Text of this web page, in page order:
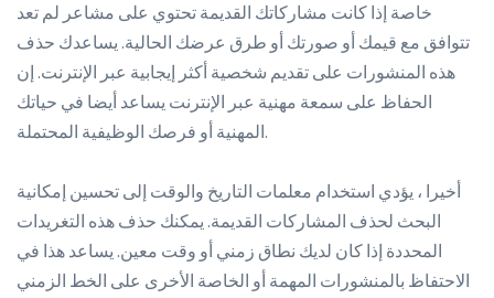
خاصة إذا كانت مشاركاتك القديمة تحتوي على مشاعر لم تعد
تتوافق مع قيمك أو صورتك أو طرق عرضك الحالية. يساعدك حذف
هذه المنشورات على تقديم شخصية أكثر إيجابية عبر الإنترنت. إن
الحفاظ على سمعة مهنية عبر الإنترنت يساعد أيضا في حياتك
المهنية أو فرصك الوظيفية المحتملة.
أخيرا ، يؤدي استخدام معلمات التاريخ والوقت إلى تحسين إمكانية
البحث لحذف المشاركات القديمة. يمكنك حذف هذه التغريدات
المحددة إذا كان لديك نطاق زمني أو وقت معين. يساعد هذا في
الاحتفاظ بالمنشورات المهمة أو الخاصة الأخرى على الخط الزمني